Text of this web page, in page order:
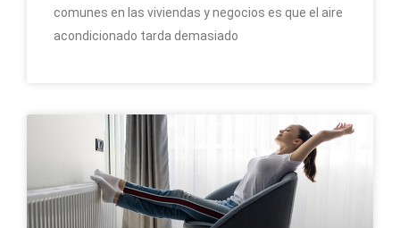
comunes en las viviendas y negocios es que el aire
acondicionado tarda demasiado